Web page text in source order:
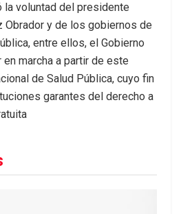
la voluntad del presidente
Obrador y de los gobiernos de
entre ellos, el Gobierno
en marcha a partir de este
de Salud Pública, cuyo fin
garantes del derecho a